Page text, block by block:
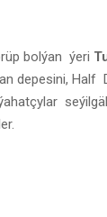
bolýan ýeri
depesini, Half